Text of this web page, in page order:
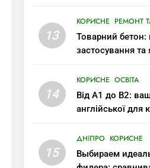
13
КОРИСНЕ РЕМОНТ
Товарний бетон:
застосування та
14
КОРИСНЕ ОСВІТА
Від A1 до B2:
англійської для
15
ДНІПРО КОРИСНЕ
Выбираем